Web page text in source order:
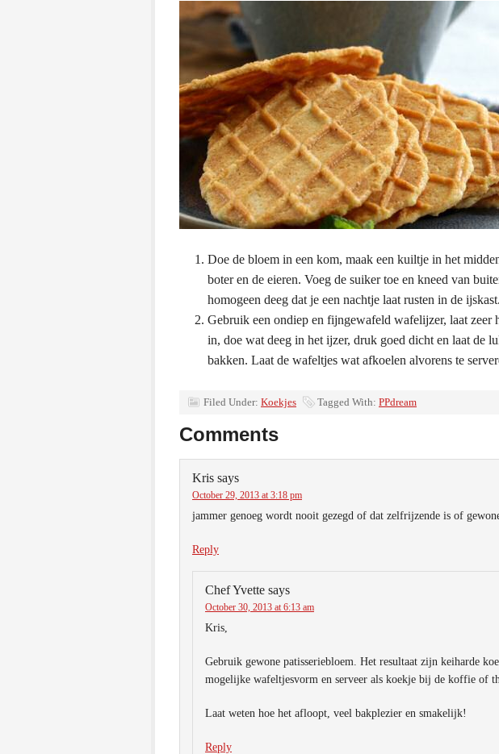
Doe de bloem in een kom, maak een kuiltje in het
boter en de eieren. Voeg de suiker toe en kneed van
homogeen deeg dat je een nachtje laat rusten in de ijskast.
Gebruik een ondiep en fijngewafeld wafelijzer, laat zeer
in, doe wat deeg in het ijzer, druk goed dicht en laat de
bakken. Laat de wafeltjes wat afkoelen alvorens te
Filed Under: Koekjes Tagged With: PPdream
Comments
Kris says
October 29, 2013 at 3:18 pm
jammer genoeg wordt nooit gezegd of dat zelfrijzende is of
Reply
Chef Yvette says
October 30, 2013 at 6:13 am
Kris,
Gebruik gewone patisseriebloem. Het resultaat zijn keiharde
mogelijke wafeltjesvorm en serveer als koekje bij de koffie of
Laat weten hoe het afloopt, veel bakplezier en smakelijk!
Reply